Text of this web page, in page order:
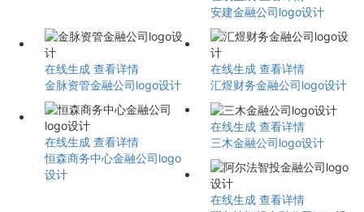
安建金融公司logo设计
在线生成 查看详情
金脉资管金融公司logo设计
在线生成 查看详情
汇煜财务金融公司logo设计
在线生成 查看详情
恒森商务中心金融公司logo
设计
在线生成 查看详情
三木金融公司logo设计
在线生成 查看详情